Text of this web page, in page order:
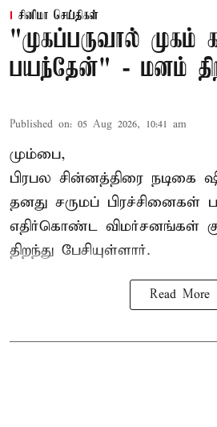
சினிமா செய்திகள்
"முகப்பருவால் முகம்
பயந்தேன்" - மனம்
Published on: 05 Aug 2026, 10:41 am
மும்பை,
பிரபல சின்னத்திரை நடிகை
தனது சருமப் பிரச்சினைகள்
எதிர்கொண்ட விமர்சனங்கள்
திறந்து பேசியுள்ளார்.
Read More